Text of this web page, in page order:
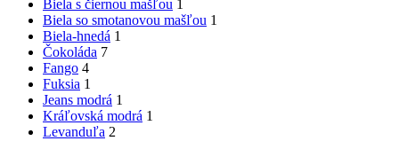
Biela s čiernou mašľou 1
Biela so smotanovou mašľou 1
Biela-hnedá 1
Čokoláda 7
Fango 4
Fuksia 1
Jeans modrá 1
Kráľovská modrá 1
Levanduľa 2